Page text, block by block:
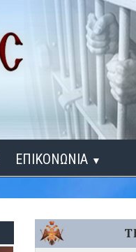
ΕΠΙΚΟΝΩΝΙΑ ▼